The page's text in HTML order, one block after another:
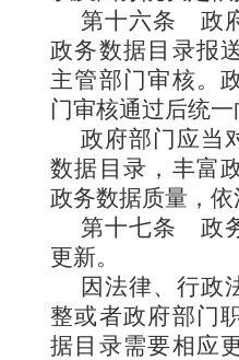
第十六条 政
政务数据目录报
主管部门审核。
门审核通过后统一
政府部门应当
数据目录，丰富
政务数据质量，依
第十七条 政
更新。
因法律、行政
整或者政府部门
据目录需要相应